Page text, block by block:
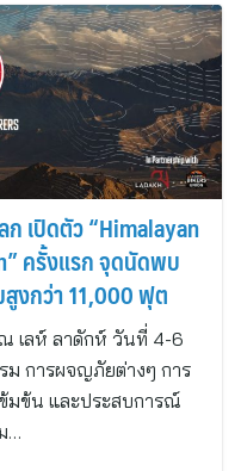
เปิดตัว “Himalayan
ครั้งแรก จุดนัดพบ
งกว่า 11,000 ฟุต
เลห์ ลาดักห์ วันที่ 4-6
การผจญภัยต่างๆ การ
ข้มข้น และประสบการณ์
…